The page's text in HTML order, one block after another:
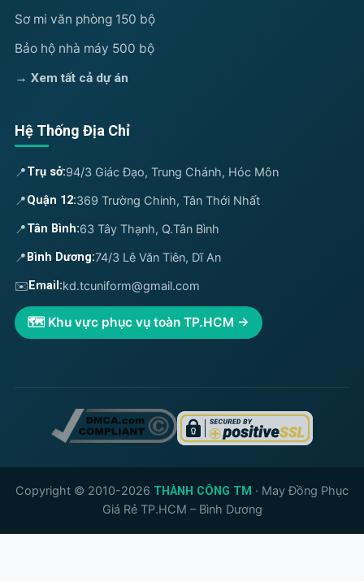
Sơ mi văn phòng 150 bộ
Bảo hộ nhà máy 500 bộ
→ Xem tất cả dự án
Hệ Thống Địa Chỉ
📍Trụ sở:94/3 Giác Đạo, Trung Chánh, Hóc Môn
📍Quận 12:369 Trường Chinh, Tân Thới Nhất
📍Tân Bình:63 Tây Thạnh, Q.Tân Bình
📍 Bình Dương:74/3 Lê Văn Tiên, Dĩ An
✉️ Email:kd.tcuniform@gmail.com
🗺️ Khu vực phục vụ toàn TP.HCM →
Copyright © 2010-2026 THÀNH CÔNG TM · May Đồng Phục
Giá Rẻ TP.HCM – Bình Dương